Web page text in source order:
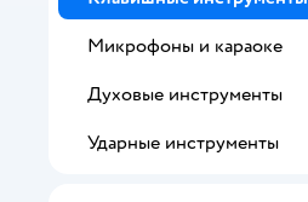
Микрофоны и караоке
Духовые инструменты
Ударные инструменты